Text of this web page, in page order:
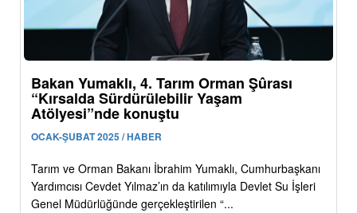
Bakan Yumaklı, 4. Tarım Orman Şûrası
“Kırsalda Sürdürülebilir Yaşam
Atölyesi”nde konuştu
OCAK-ŞUBAT 2025 / HABER
Tarım ve Orman Bakanı İbrahim Yumaklı, Cumhurbaşkanı
Yardımcısı Cevdet Yılmaz’ın da katılımıyla Devlet Su İşleri
Genel Müdürlüğünde gerçekleştirilen “...